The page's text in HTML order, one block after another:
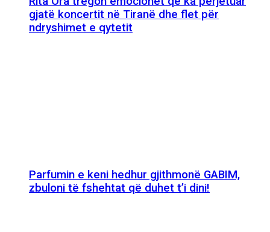
gjatë koncertit në Tiranë dhe flet për
ndryshimet e qytetit
Parfumin e keni hedhur gjithmonë GABIM,
zbuloni të fshehtat që duhet t’i dini!